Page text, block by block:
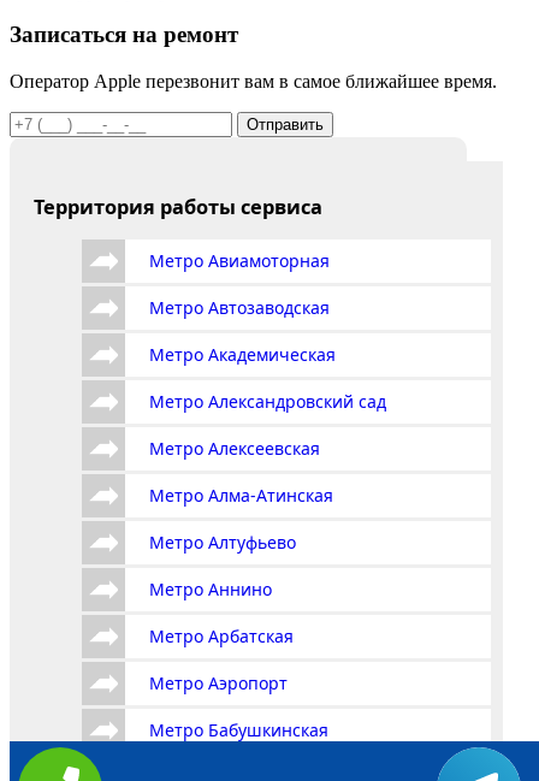
Записаться на ремонт
Оператор Apple перезвонит вам в самое ближайшее время.
Отправить
Территория работы сервиса
Метро Авиамоторная
Метро Автозаводская
Метро Академическая
Метро Александровский сад
Метро Алексеевская
Метро Алма-Атинская
Метро Алтуфьево
Метро Аннино
Метро Арбатская
Метро Аэропорт
Метро Бабушкинская